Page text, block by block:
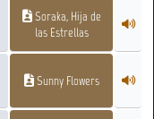
Soraka, Hija de
las Estrellas
Sunny Flowers